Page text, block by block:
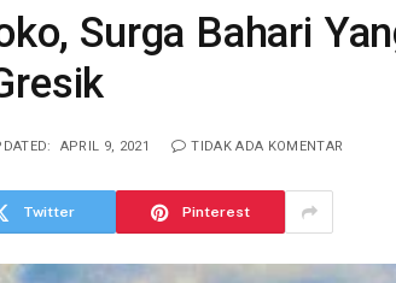
Surga Bahari
APRIL 9, 2021 TIDAK ADA KOMENTAR
Twitter Pinterest